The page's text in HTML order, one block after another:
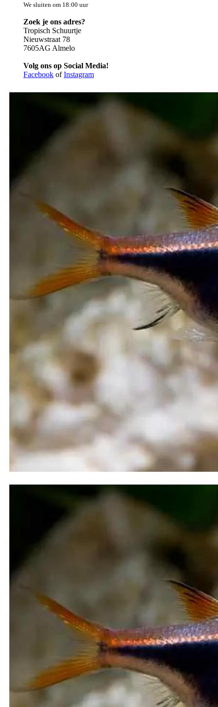
We sluiten om 18:00 uur
Zoek je ons adres?
Tropisch Schuurtje
Nieuwstraat 78
7605AG Almelo
Volg ons op Social Media!
Facebook ofInstagram